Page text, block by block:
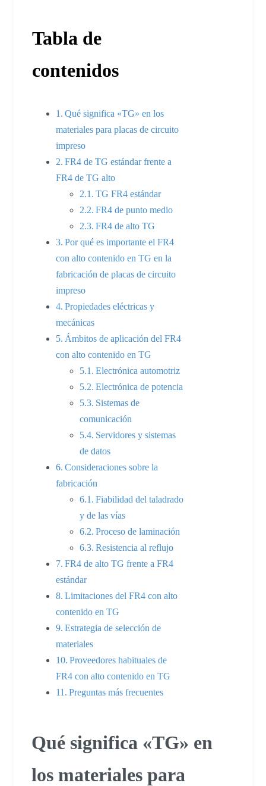
Tabla de
contenidos
Qué significa «TG» en los
materiales para placas de circuito
impreso
FR4 de TG estándar frente a
FR4 de TG alto
TG FR4 estándar
FR4 de punto medio
FR4 de alto TG
Por qué es importante el FR4
con alto contenido en TG en la
fabricación de placas de circuito
impreso
Propiedades eléctricas y
mecánicas
Ámbitos de aplicación del FR4
con alto contenido en TG
Electrónica automotriz
Electrónica de potencia
Sistemas de
comunicación
Servidores y sistemas
de datos
Consideraciones sobre la
fabricación
Fiabilidad del taladrado
y de las vías
Proceso de laminación
Resistencia al reflujo
FR4 de alto TG frente a FR4
estándar
Limitaciones del FR4 con alto
contenido en TG
Estrategia de selección de
materiales
Proveedores habituales de
FR4 con alto contenido en TG
Preguntas más frecuentes
Qué significa «TG» en
los materiales para